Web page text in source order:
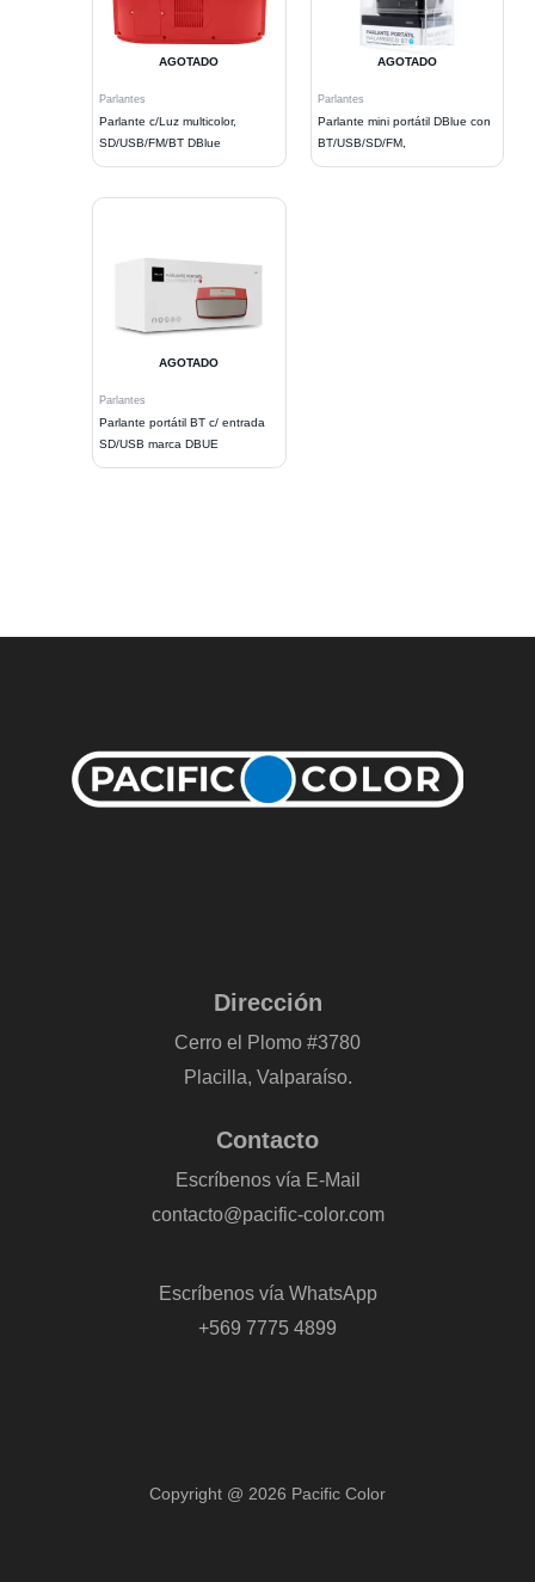
AGOTADO
Parlantes
Parlante c/Luz multicolor,
SD/USB/FM/BT DBlue
AGOTADO
Parlantes
Parlante mini portátil DBlue con
BT/USB/SD/FM,
AGOTADO
Parlantes
Parlante portátil BT c/ entrada
SD/USB marca DBUE
Dirección
Cerro el Plomo #3780
Placilla, Valparaíso.
Contacto
Escríbenos vía E-Mail
contacto@pacific-color.com
Escríbenos vía WhatsApp
+569 7775 4899
Copyright @ 2026 Pacific Color